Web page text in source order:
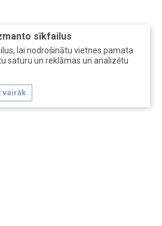
sīkfailus
lai nodrošinātu vietnes pamata
saturu un reklāmas un analizētu
vairāk